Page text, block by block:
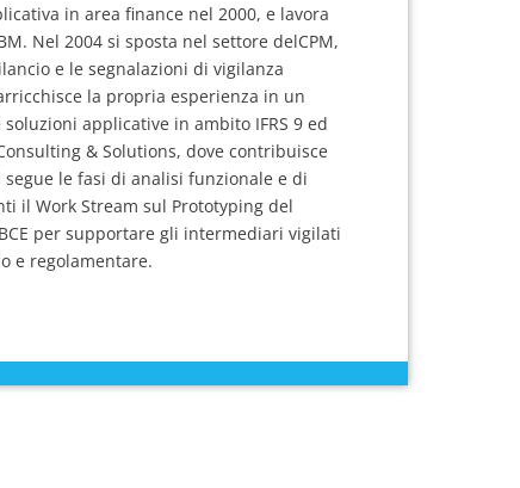
in area finance nel 2000, e lavora
Nel 2004 si sposta nel settore delCPM,
e le segnalazioni di vigilanza
la propria esperienza in un
applicative in ambito IFRS 9 ed
& Solutions, dove contribuisce
le fasi di analisi funzionale e di
il Work Stream sul Prototyping del
per supportare gli intermediari vigilati
e regolamentare.